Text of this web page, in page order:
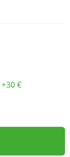
+30 €